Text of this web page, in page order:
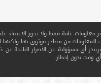
عامة فقط ولا يجوز الاعتماد
المعلومات من مصادر موثوق بها
أي مسؤولية عن الأضرار الناتجة
وقت بدون إخطار.